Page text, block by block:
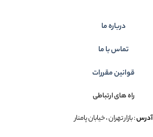
درباره ما
تماس با ما
قوانین مقررات
راه های ارتباطی
آدرس: بازار تهران ، خیابان پامنار